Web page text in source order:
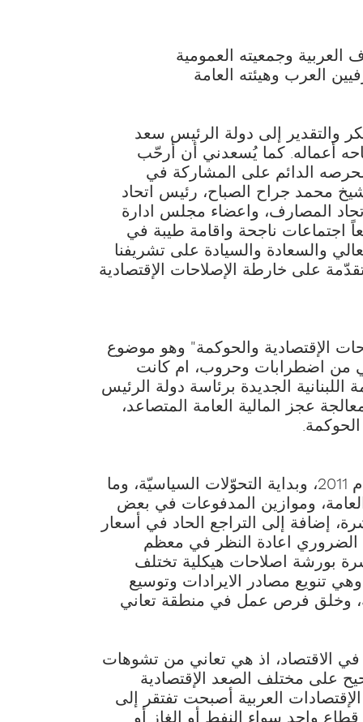
وجمعيته العمومية
العرب وهيئته العامة
والتقدير إلى دولة الرئيس سعد
أعماله. كما يُسعدني أن أرحّب
الدائم على المشاركة في
محمد جراح الصباح، رئيس اتحاد
المصارف، واعضاء مجلس ادارة
اجتماعات ناجحة واقامة طيبة في
والسعادة والسيادة على تشريفنا
على خارطة الإصلاحات الإقتصادية
الإقتصادية والحوكمة" وهو موضوع
من اضطرابات وحروب، ام كانت
الجديدة برئاسة دولة الرئيس
عجز المالية العامة المتصاعد،
بالعودة عدّة سنوات إلى الوراء وبالتحديد إلى العام 2011، وبداية التحوّلات السياسيّة، وما
العامة، وموازين المدفوعات في بعض
إضافة إلى التراجع الحاد في أسعار
منتصف العام 2014، اصبح من الضروري اعادة النظر في معظم
بورشة اصلاحات هيكلية تختلف
تنويع مصادر الايرادات وتوسيع
وخلق فرص عمل في منطقة تعاني
في الاقتصاد، اذ هي تعاني من تشوهات
على مختلف الصعد الإقتصادية
العربية أصبحت تفتقر إلى
واحد سواء النفط أو الغاز أو